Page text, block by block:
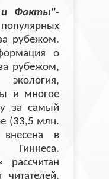
Факты"-
рубежом.
о
рубежом,
экология,
и многое
за самый
(33,5 млн.
внесена в
рассчитан